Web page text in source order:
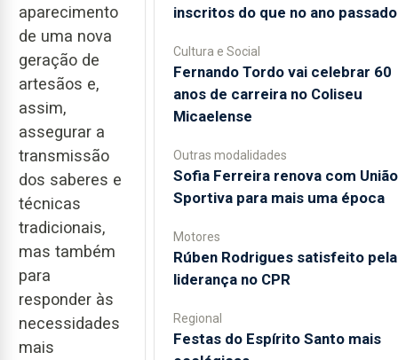
aparecimento
de uma nova
geração de
artesãos e,
assim,
assegurar a
transmissão
dos saberes e
técnicas
tradicionais,
mas também
para
responder às
necessidades
mais
inscritos do que no ano passado
Cultura e Social
Fernando Tordo vai celebrar 60
anos de carreira no Coliseu
Micaelense
Outras modalidades
Sofia Ferreira renova com União
Sportiva para mais uma época
Motores
Rúben Rodrigues satisfeito pela
liderança no CPR
Regional
Festas do Espírito Santo mais